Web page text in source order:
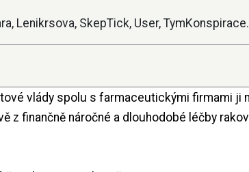
Lenikrsova, SkepTick, User, TymKonspirace.